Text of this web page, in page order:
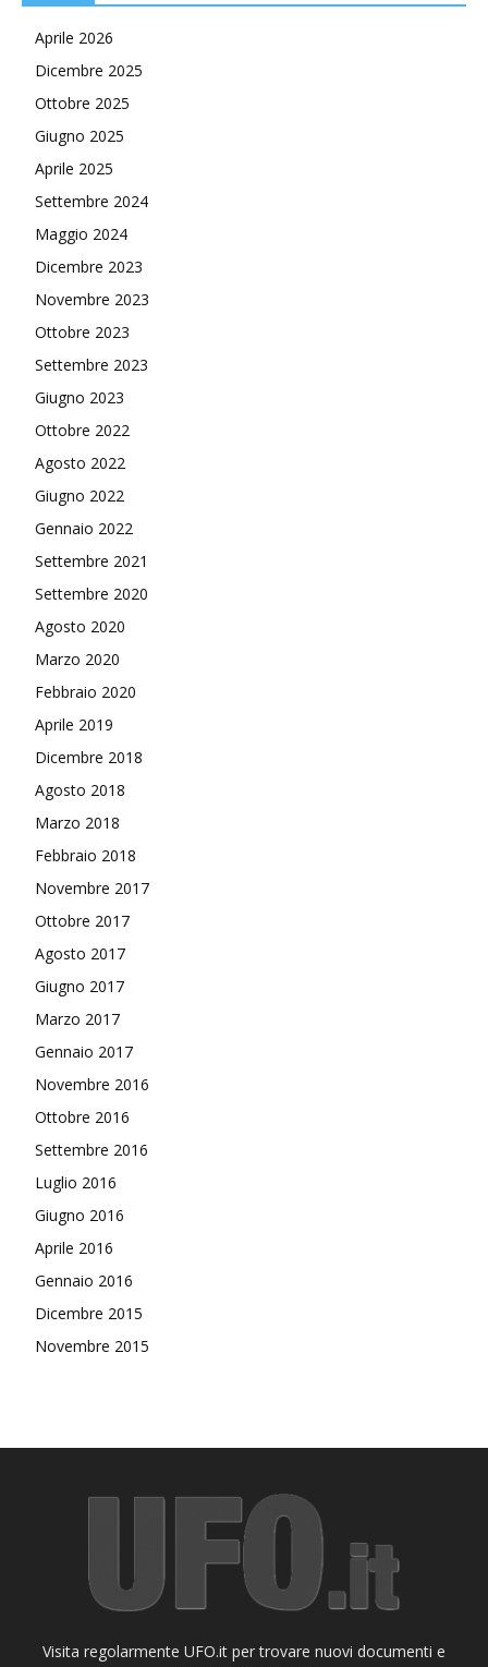
Aprile 2026
Dicembre 2025
Ottobre 2025
Giugno 2025
Aprile 2025
Settembre 2024
Maggio 2024
Dicembre 2023
Novembre 2023
Ottobre 2023
Settembre 2023
Giugno 2023
Ottobre 2022
Agosto 2022
Giugno 2022
Gennaio 2022
Settembre 2021
Settembre 2020
Agosto 2020
Marzo 2020
Febbraio 2020
Aprile 2019
Dicembre 2018
Agosto 2018
Marzo 2018
Febbraio 2018
Novembre 2017
Ottobre 2017
Agosto 2017
Giugno 2017
Marzo 2017
Gennaio 2017
Novembre 2016
Ottobre 2016
Settembre 2016
Luglio 2016
Giugno 2016
Aprile 2016
Gennaio 2016
Dicembre 2015
Novembre 2015
Visita regolarmente UFO.it per trovare nuovi documenti e